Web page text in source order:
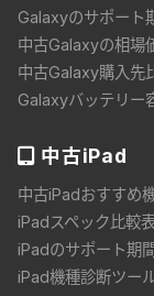
Galaxyのサポート
中古Galaxyの相場
中古Galaxy購入先
Galaxyバッテリー
中古iPad
中古iPadおすすめ
iPadスペック比較
iPadのサポート期
iPad機種診断ツー